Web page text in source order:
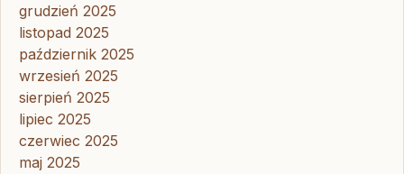
grudzień 2025
listopad 2025
październik 2025
wrzesień 2025
sierpień 2025
lipiec 2025
czerwiec 2025
maj 2025